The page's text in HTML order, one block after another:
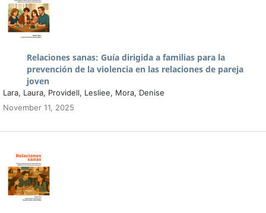
Relaciones sanas: Guía dirigida a familias para la
prevención de la violencia en las relaciones de pareja
joven
Lara, Laura, Providell, Lesliee, Mora, Denise
November 11, 2025